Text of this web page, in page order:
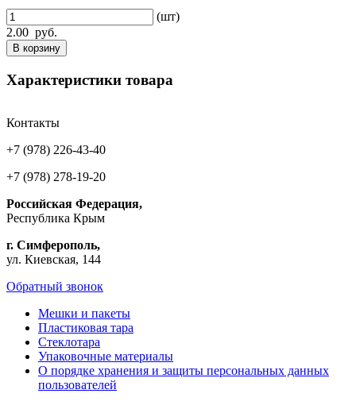
(шт)
2.00 руб.
В корзину
Характеристики товара
Контакты
+7 (978) 226-43-40
+7 (978) 278-19-20
Российская Федерация,
Республика Крым
г. Симферополь,
ул. Киевская, 144
Обратный звонок
Мешки и пакеты
Пластиковая тара
Стеклотара
Упаковочные материалы
О порядке хранения и защиты персональных данных
пользователей